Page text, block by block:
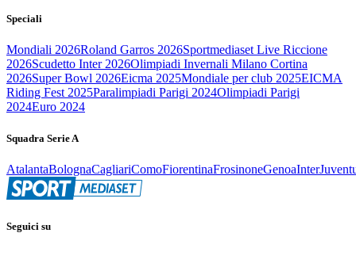
Speciali
Mondiali 2026Roland Garros 2026Sportmediaset Live Riccione
2026Scudetto Inter 2026Olimpiadi Invernali Milano Cortina
2026Super Bowl 2026Eicma 2025Mondiale per club 2025EICMA
Riding Fest 2025Paralimpiadi Parigi 2024Olimpiadi Parigi
2024Euro 2024
Squadra Serie A
AtalantaBolognaCagliariComoFiorentinaFrosinoneGenoaInter
Seguici su